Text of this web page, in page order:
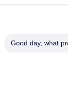
Telepon
Good day, what